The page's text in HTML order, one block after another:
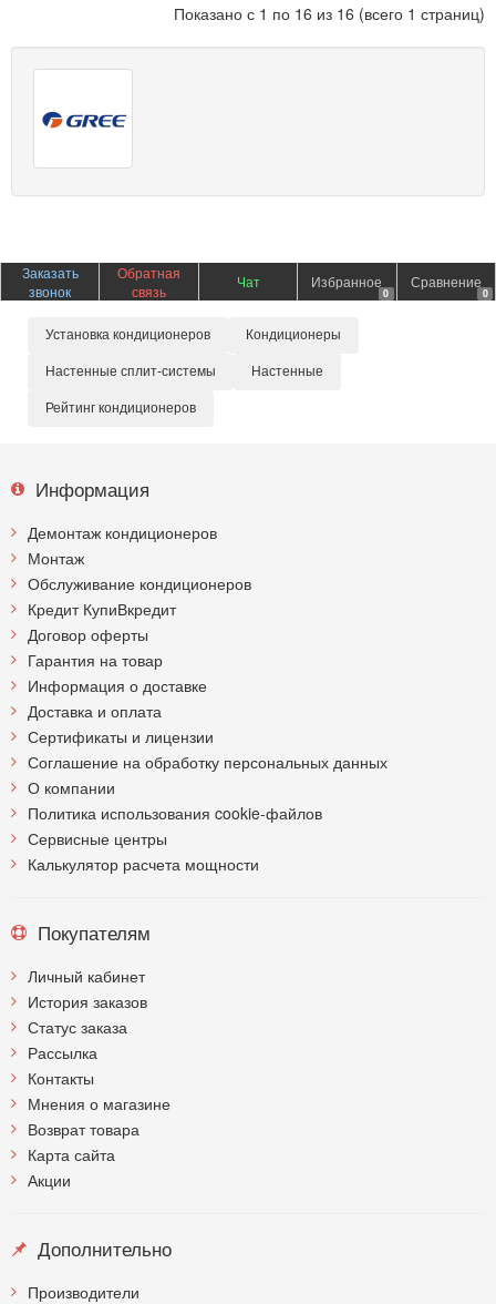
Показано с 1 по 16 из 16 (всего 1 страниц)
Заказать
звонок
Обратная
связь
Чат Избранное
0
Сравнение
0
Установка кондиционеров Кондиционеры
Настенные сплит-системы Настенные
Рейтинг кондиционеров
Информация
Демонтаж кондиционеров
Монтаж
Обслуживание кондиционеров
Кредит КупиВкредит
Договор оферты
Гарантия на товар
Информация о доставке
Доставка и оплата
Сертификаты и лицензии
Соглашение на обработку персональных данных
О компании
Политика использования cookie-файлов
Сервисные центры
Калькулятор расчета мощности
Покупателям
Личный кабинет
История заказов
Статус заказа
Рассылка
Контакты
Мнения о магазине
Возврат товара
Карта сайта
Акции
Дополнительно
Производители